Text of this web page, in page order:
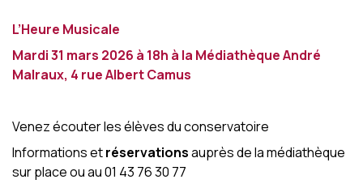
Cursus théâtre
Modalités d’inscription
Contact
L’Heure Musicale
Mardi 31 mars 2026 à 18h à la Médiathèque André
Malraux, 4 rue Albert Camus
Venez écouter les élèves du conservatoire
Informations etréservationsauprès de la médiathèque
sur place ou au 01 43 76 30 77